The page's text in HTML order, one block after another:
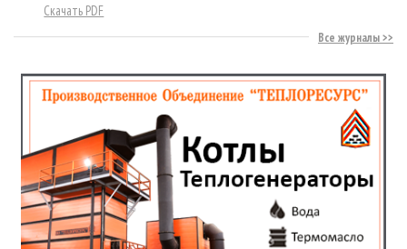
Скачать PDF
Все журналы